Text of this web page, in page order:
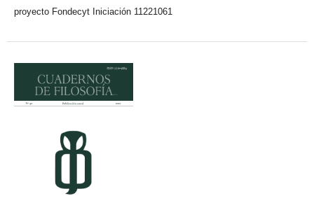
proyecto Fondecyt Iniciación 11221061